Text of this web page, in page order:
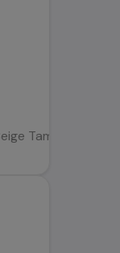
Tamaño